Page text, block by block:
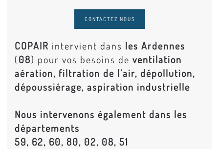
CONTACTEZ NOUS
COPAIR intervient dans les Ardennes
(08) pour vos besoins de ventilation
aération, filtration de l’air, dépollution,
dépoussiérage, aspiration industrielle
Nous intervenons également dans les
départements
59, 62, 60, 80, 02, 08, 51